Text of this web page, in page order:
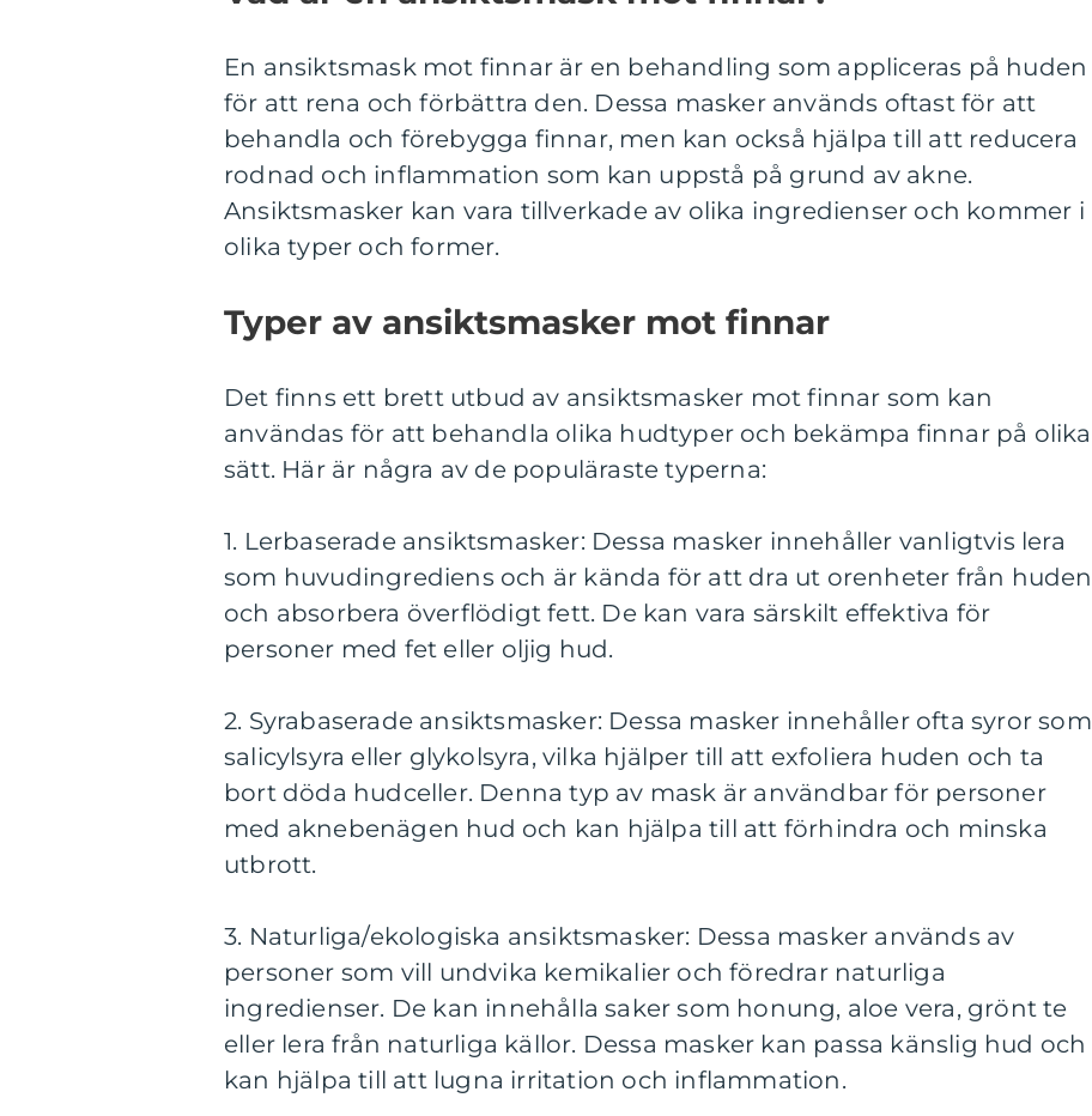
En ansiktsmask mot finnar är en behandling som appliceras på huden
för att rena och förbättra den. Dessa masker används oftast för att
behandla och förebygga finnar, men kan också hjälpa till att reducera
rodnad och inflammation som kan uppstå på grund av akne.
Ansiktsmasker kan vara tillverkade av olika ingredienser och kommer i
olika typer och former.
Typer av ansiktsmasker mot finnar
Det finns ett brett utbud av ansiktsmasker mot finnar som kan
användas för att behandla olika hudtyper och bekämpa finnar på olika
sätt. Här är några av de populäraste typerna:
1. Lerbaserade ansiktsmasker: Dessa masker innehåller vanligtvis lera
som huvudingrediens och är kända för att dra ut orenheter från huden
och absorbera överflödigt fett. De kan vara särskilt effektiva för
personer med fet eller oljig hud.
2. Syrabaserade ansiktsmasker: Dessa masker innehåller ofta syror som
salicylsyra eller glykolsyra, vilka hjälper till att exfoliera huden och ta
bort döda hudceller. Denna typ av mask är användbar för personer
med aknebenägen hud och kan hjälpa till att förhindra och minska
utbrott.
3. Naturliga/ekologiska ansiktsmasker: Dessa masker används av
personer som vill undvika kemikalier och föredrar naturliga
ingredienser. De kan innehålla saker som honung, aloe vera, grönt te
eller lera från naturliga källor. Dessa masker kan passa känslig hud och
kan hjälpa till att lugna irritation och inflammation.